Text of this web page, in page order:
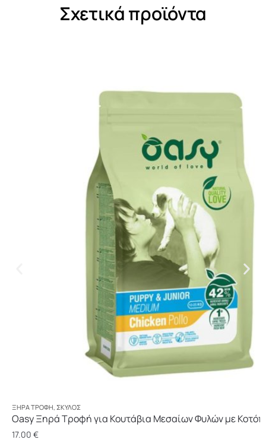
Σχετικά προϊόντα
ΞΗΡΆ ΤΡΟΦΉ ΣΚΎΛΟΣ
Oasy Ξηρά Τροφή για Κουτάβια Μεσαίων Φυλών με
17.00 €